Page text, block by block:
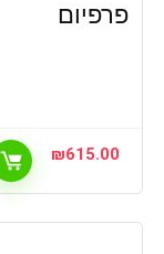
פרפיום
₪615.00